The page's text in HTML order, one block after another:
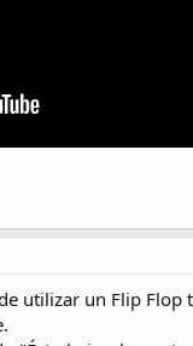
utilizar un Flip